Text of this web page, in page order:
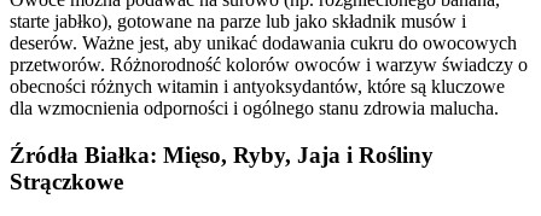
starte jabłko), gotowane na parze lub jako składnik musów i
deserów. Ważne jest, aby unikać dodawania cukru do owocowych
przetworów. Różnorodność kolorów owoców i warzyw świadczy o
obecności różnych witamin i antyoksydantów, które są kluczowe
dla wzmocnienia odporności i ogólnego stanu zdrowia malucha.
Źródła Białka: Mięso, Ryby, Jaja i Rośliny
Strączkowe